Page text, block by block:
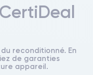
reconditionné. En
de garanties
appareil.